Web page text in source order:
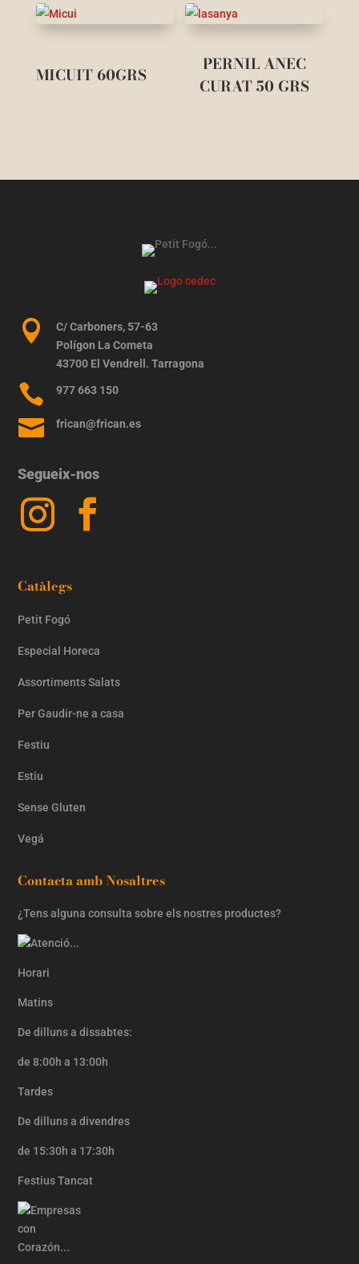
MICUIT 60GRS
PERNIL ANEC
CURAT 50 GRS

C/ Carboners, 57-63
Polígon La Cometa
43700 El Vendrell. Tarragona
 977 663 150
 frican@frican.es
Segueix-nos
Catàlegs
Petit Fogó
Especial Horeca
Assortiments Salats
Per Gaudir-ne a casa
Festiu
Estiu
Sense Gluten
Vegá
Contacta amb Nosaltres
¿Tens alguna consulta sobre els nostres productes?
Horari
Matins
De dilluns a dissabtes:
de 8:00h a 13:00h
Tardes
De dilluns a divendres
de 15:30h a 17:30h
Festius Tancat